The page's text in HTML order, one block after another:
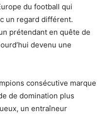
du football qui
un regard différent.
prétendant en quête de
devenu une
consécutive marque
de domination plus
un entraîneur